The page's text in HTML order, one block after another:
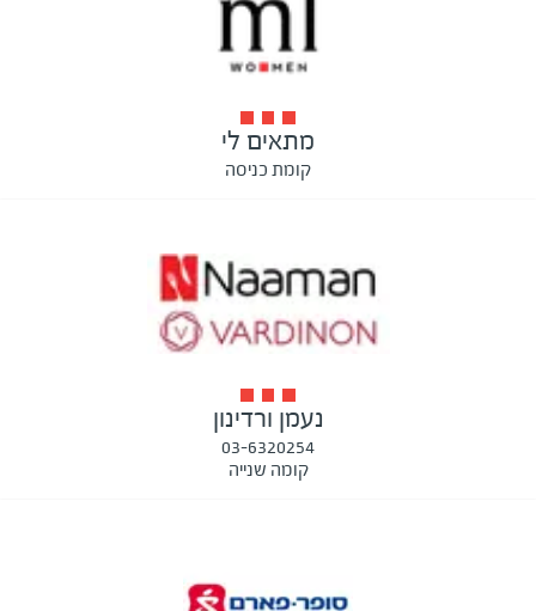
מתאים לי
קומת כניסה
נעמן ורדינון
03-6320254
קומה שנייה